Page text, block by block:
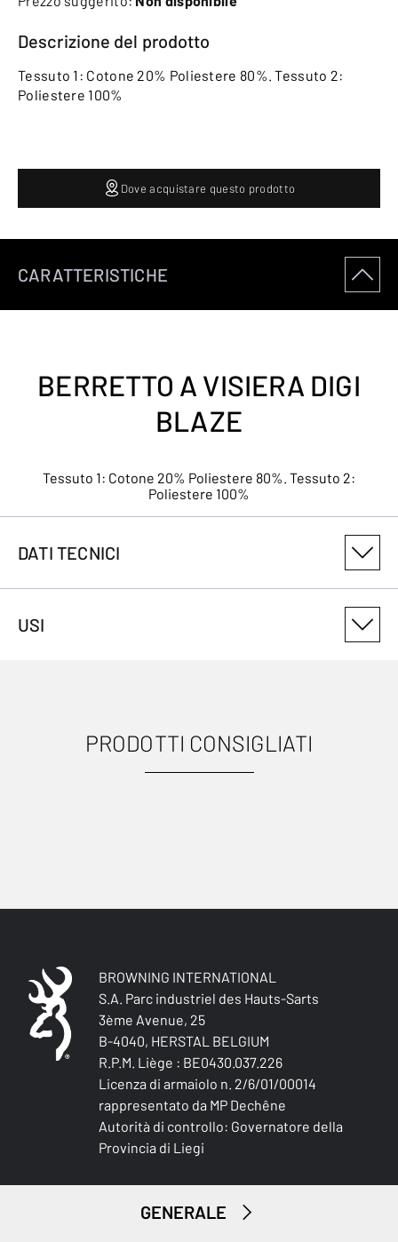
Descrizione del prodotto
Tessuto 1: Cotone 20% Poliestere 80%. Tessuto 2:
Poliestere 100%
Dove acquistare questo prodotto
CARATTERISTICHE
BERRETTO A VISIERA DIGI
BLAZE
Tessuto 1: Cotone 20% Poliestere 80%. Tessuto 2:
Poliestere 100%
DATI TECNICI
308121721
USI
USI
Piccola selvaggina
PRODOTTI CONSIGLIATI
BROWNING INTERNATIONAL
S.A. Parc industriel des Hauts-Sarts
3ème Avenue, 25
B-4040, HERSTAL BELGIUM
R.P.M. Liège : BE0430.037.226
Licenza di armaiolo n. 2/6/01/00014
rappresentato da MP Dechêne
Autorità di controllo: Governatore della
Provincia di Liegi
GENERALE